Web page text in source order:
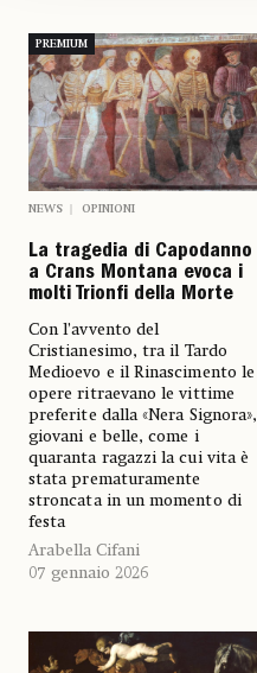
PREMIUM
NEWS OPINIONI
La tragedia di Capodanno
a Crans Montana evoca i
molti Trionfi della Morte
Con l’avvento del
Cristianesimo, tra il Tardo
Medioevo e il Rinascimento le
opere ritraevano le vittime
preferite dalla «Nera Signora»,
giovani e belle, come i
quaranta ragazzi la cui vita è
stata prematuramente
stroncata in un momento di
festa
Arabella Cifani
07 gennaio 2026